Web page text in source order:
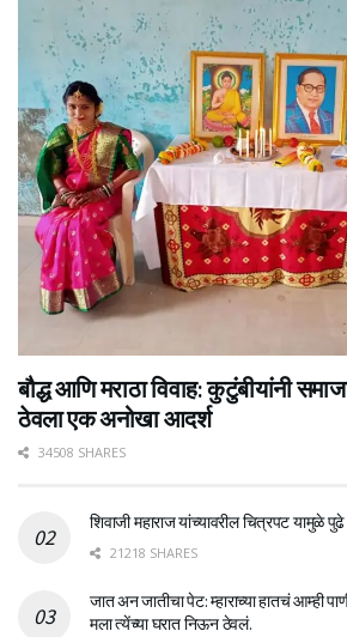
बौद्ध आणि मराठा विवाह: कुटुंबीयांनी
ठेवला एक अनोखा आदर्श
34508 SHARES
शिवाजी महाराज यांच्यावरील चित्रपट यामुळे
21218 SHARES
जात अन जातीचा पेट: म्हाराच्या हातचं आम्ही
मला त्येंच्या घरात निऊन ठेवलं.